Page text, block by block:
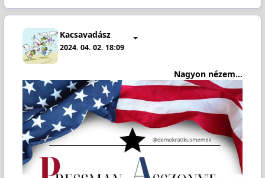
Kacsavadász
2024. 04. 02. 18:09
Nagyon nézem...